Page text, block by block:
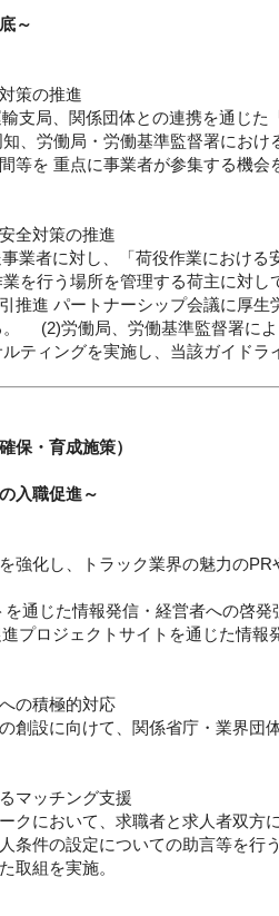
～
策の推進
支局、関係団体との連携を通じ
、労働局・労働基準監督署にお
等を 重点に事業者が参集する機
全対策の推進
業者に対し、「荷役作業におけ
を行う場所を管理する荷主に対
推進 パートナーシップ会議に厚
(2)労働局、労働基準監督署に
ティングを実施し、当該ガイドラ
保・育成施策）
入職促進～
強化し、トラック業界の魅力の
通じた情報発信・経営者への啓発
プロジェクトサイトを通じた情
の積極的対応
創設に向けて、関係省庁・業界団
マッチング支援
クにおいて、求職者と求人者双
条件の設定についての助言等を
取組を実施。